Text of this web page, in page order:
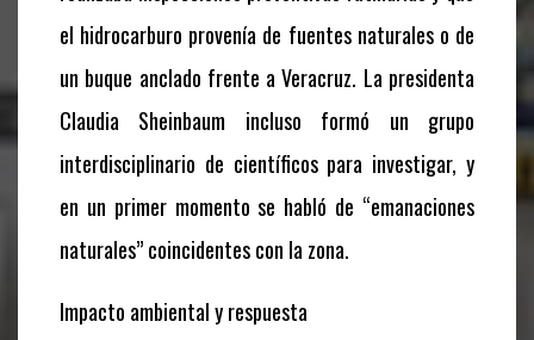
el hidrocarburo provenía de fuentes naturales o de
un buque anclado frente a Veracruz. La presidenta
Claudia Sheinbaum incluso formó un grupo
interdisciplinario de científicos para investigar, y
en un primer momento se habló de “emanaciones
naturales” coincidentes con la zona.
Impacto ambiental y respuesta